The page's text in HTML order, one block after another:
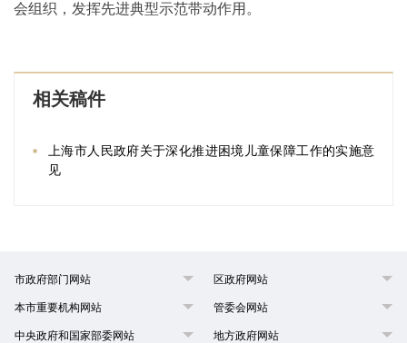
会组织，发挥先进典型示范带动作用。
相关稿件
上海市人民政府关于深化推进困境儿童保障工作的实施意
见
市政府部门网站 区政府网站
本市重要机构网站 管委会网站
中央政府和国家部委网站 地方政府网站